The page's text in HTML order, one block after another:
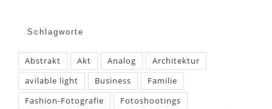
Schlagworte
Abstrakt Akt Analog
Architektur
avilable light
Business
Familie
Fashion-Fotografie
Fotoshootings